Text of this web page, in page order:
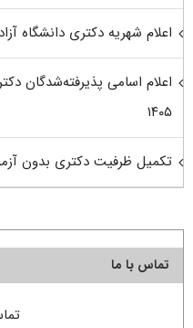
اعلام شهریه دکتری دانشگاه آزاد ۱۴۰۵
اعلام اسامی پذیرفته‌شدگان
۱۴۰۵
تکمیل ظرفیت دکتری بدون آزمون
تماس با ما